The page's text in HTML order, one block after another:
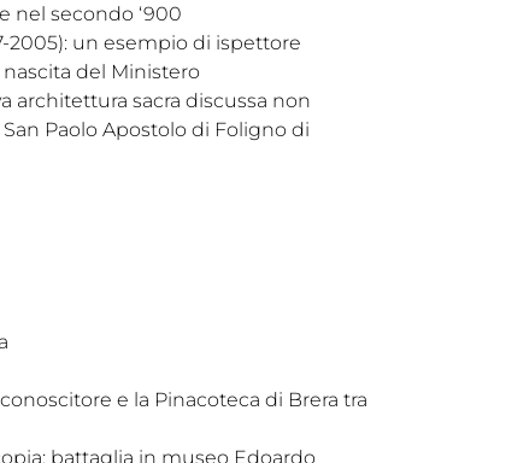
nel secondo ‘900
2005): un esempio di ispettore
del Ministero
architettura sacra discussa non
Paolo Apostolo di Foligno di
e la Pinacoteca di Brera tra
battaglia in museo Edoardo